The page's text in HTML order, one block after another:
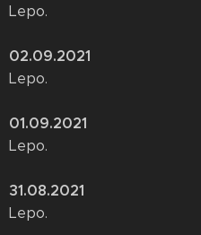
Lepo.
02.09.2021
Lepo.
01.09.2021
Lepo.
31.08.2021
Lepo.